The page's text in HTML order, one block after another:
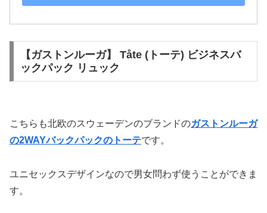
【ガストンルーガ】 Tåte (トーテ) ビジネスバ
ックパック リュック
こちらも北欧のスウェーデンのブランドのガストンルーガ
の2WAYバックパックのトーテです。
ユニセックスデザインなので男女問わず使うことができま
す。